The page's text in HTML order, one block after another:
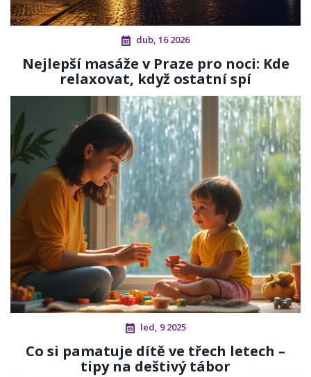
dub, 16 2026
Nejlepší masáže v Praze pro noci: Kde
relaxovat, když ostatní spí
led, 9 2025
Co si pamatuje dítě ve třech letech –
tipy na deštivý tábor